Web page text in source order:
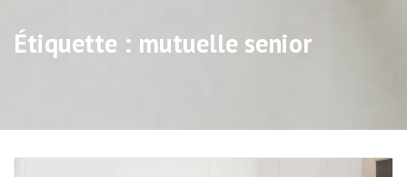
Étiquette : mutuelle senior